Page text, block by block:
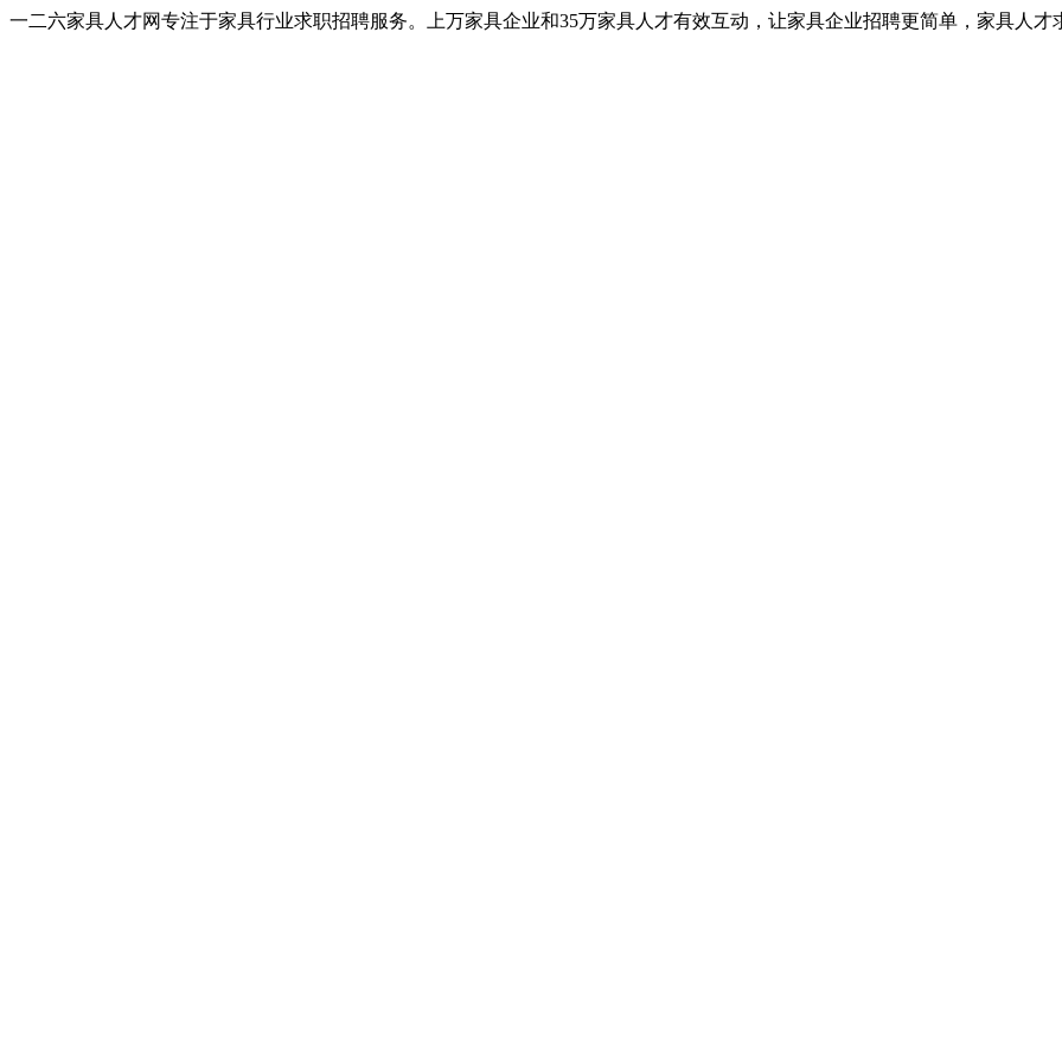
一二六家具人才网专注于家具行业求职招聘服务。上万家具企业和35万家具人才有效互动，让家具企业招聘更简单，家具人才